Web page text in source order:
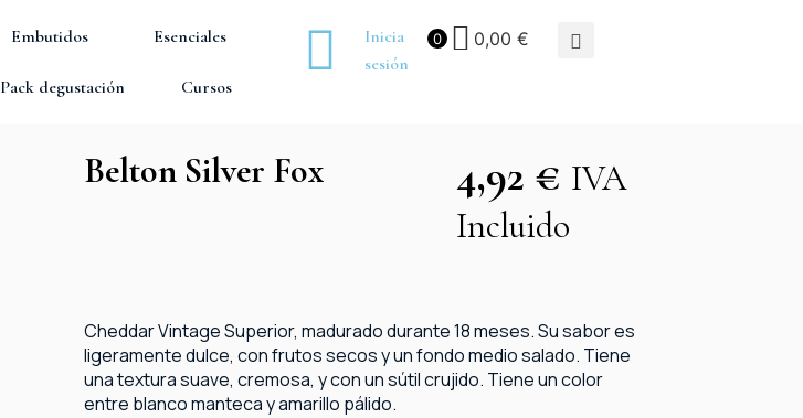
Embutidos Esenciales
Pack degustación Cursos
Inicia
sesión
0 0,00€
Belton Silver Fox 4,92 € IVA
Incluido
Cheddar Vintage Superior, madurado durante 18 meses. Su sabor es
ligeramente dulce, con frutos secos y un fondo medio salado. Tiene
una textura suave, cremosa, y con un sútil crujido. Tiene un color
entre blanco manteca y amarillo pálido.